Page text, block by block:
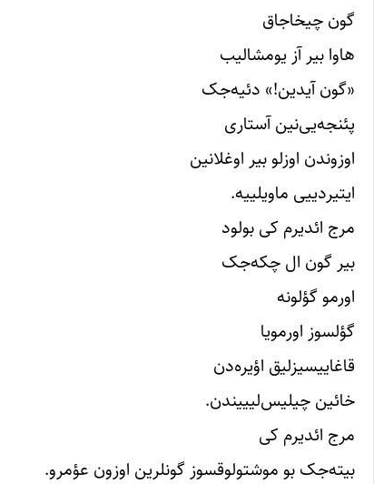
گون چیخاجاق
هاوا بیر آز یومشالیب
«گون آیدین!» دئیه‌جک
پئنجه‌یی‌نین آستاری
اوزوندن اوزلو بیر اوغلانین
ایتیردییی ماویلییه.
مرج ائدیرم کی بولود
بیر گون ال چکه‌جک
اورمو گؤلونه
گؤلسوز اورمویا
قاغاییسیزلیق اؤیره‌دن
خائین چیلیس‌لیییندن.
مرج ائدیرم کی
بیته‌جک بو موشتولوقسوز گونلرین اوزون عؤمرو.